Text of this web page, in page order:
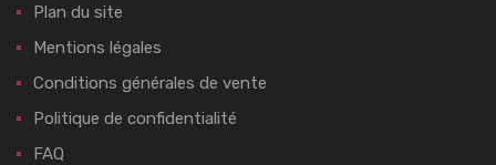
Plan du site
Mentions légales
Conditions générales de vente
Politique de confidentialité
FAQ